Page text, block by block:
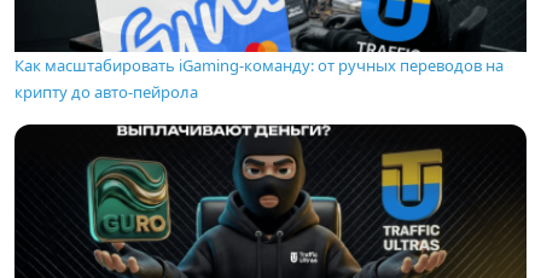
Как масштабировать iGaming-команду: от ручных переводов на
крипту до авто-пейрола